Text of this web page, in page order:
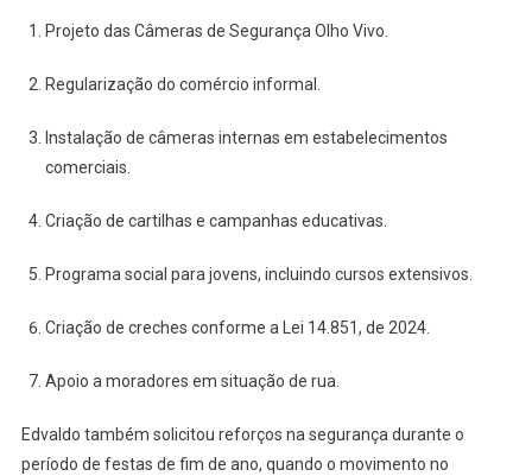
Projeto das Câmeras de Segurança Olho Vivo.
Regularização do comércio informal.
Instalação de câmeras internas em estabelecimentos
comerciais.
Criação de cartilhas e campanhas educativas.
Programa social para jovens, incluindo cursos extensivos.
Criação de creches conforme a Lei 14.851, de 2024.
Apoio a moradores em situação de rua.
Edvaldo também solicitou reforços na segurança durante o
período de festas de fim de ano, quando o movimento no